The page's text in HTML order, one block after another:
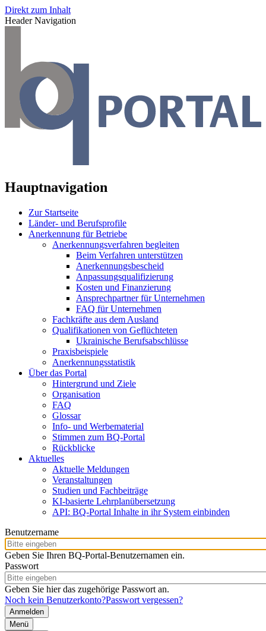
Direkt zum Inhalt
Header Navigation
Hauptnavigation
Zur Startseite
Länder- und Berufsprofile
Anerkennung für Betriebe
Anerkennungsverfahren begleiten
Beim Verfahren unterstützen
Anerkennungsbescheid
Anpassungsqualifizierung
Kosten und Finanzierung
Ansprechpartner für Unternehmen
FAQ für Unternehmen
Fachkräfte aus dem Ausland
Qualifikationen von Geflüchteten
Ukrainische Berufsabschlüsse
Praxisbeispiele
Anerkennungsstatistik
Über das Portal
Hintergrund und Ziele
Organisation
FAQ
Glossar
Info- und Werbematerial
Stimmen zum BQ-Portal
Rückblicke
Aktuelles
Aktuelle Meldungen
Veranstaltungen
Studien und Fachbeiträge
KI-basierte Lehrplanübersetzung
API: BQ-Portal Inhalte in ihr System einbinden
Benutzername
Geben Sie Ihren BQ-Portal-Benutzernamen ein.
Passwort
Geben Sie hier das zugehörige Passwort an.
Noch kein Benutzerkonto?Passwort vergessen?
Menü